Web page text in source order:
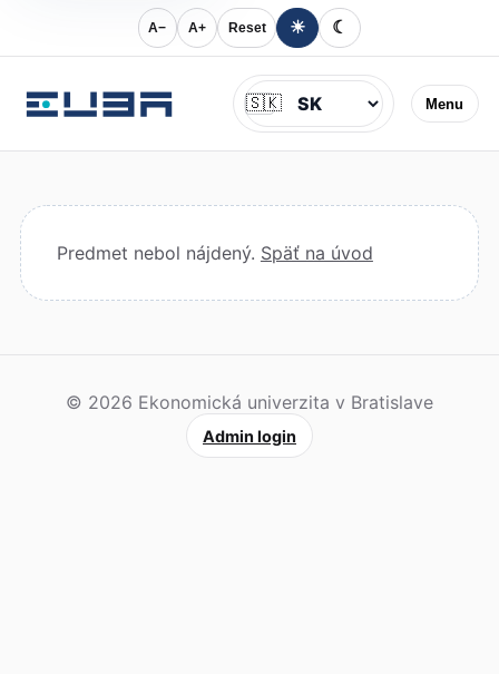
A− A+ Reset ☀ ☾
Menu
Jazyk
🇸🇰
Predmet nebol nájdený. Späť na úvod
© 2026 Ekonomická univerzita v Bratislave
Admin login